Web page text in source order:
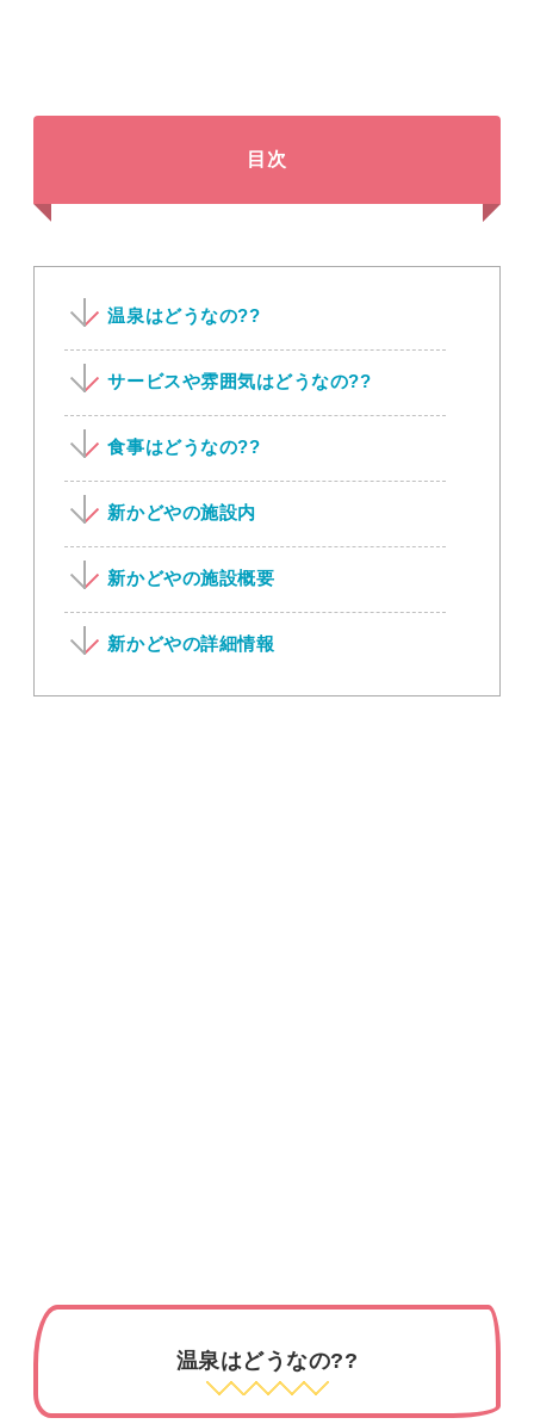
目次
温泉はどうなの??
サービスや雰囲気はどうなの??
食事はどうなの??
新かどやの施設内
新かどやの施設概要
新かどやの詳細情報
温泉はどうなの??